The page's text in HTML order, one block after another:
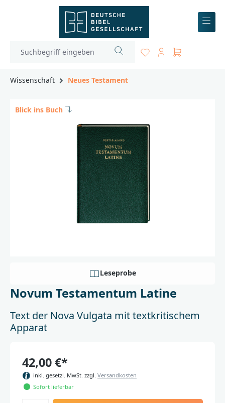
Wissenschaft Neues Testament
Blick ins Buch
Leseprobe
Novum Testamentum Latine
Text der Nova Vulgata mit textkritischem
Apparat
42,00 €*
inkl. gesetzl. MwSt. zzgl. Versandkosten
Sofort lieferbar